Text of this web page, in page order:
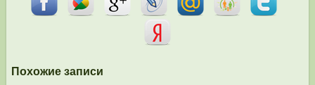
Похожие записи